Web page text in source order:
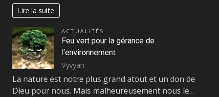
Lire la suite
ACTUALITÉS
Feu vert pour la gérance de
l’environnement
Vyvyan
La nature est notre plus grand atout et un don de
Dieu pour nous. Mais malheureusement nous le…